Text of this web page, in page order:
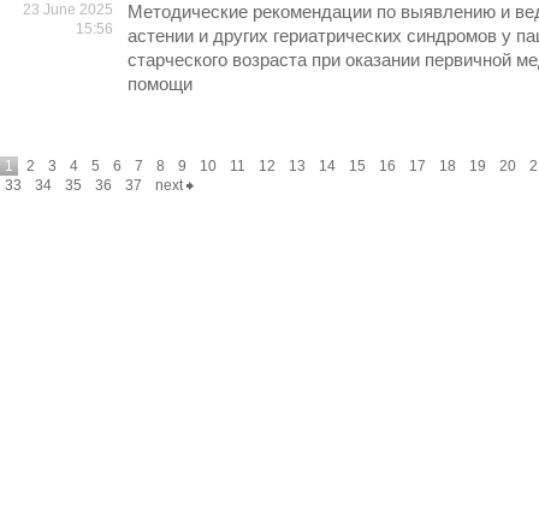
23 June 2025
15:56
Методические рекомендации по выявлению и
астении и других гериатрических синдромов у
старческого возраста при оказании первичной
помощи
1 2 3 4 5 6 7 8 9 10 11 12 13 14 15 16 17 18 19 20
33
34 35 36 37 next